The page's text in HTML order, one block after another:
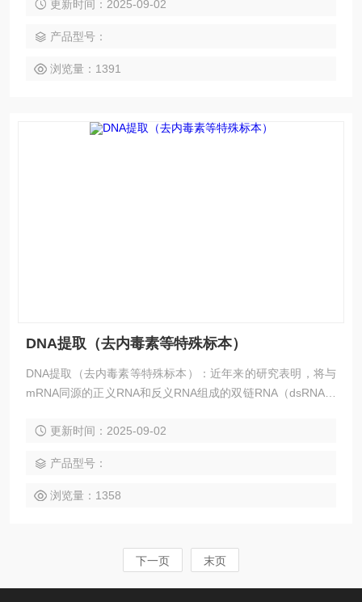
达。这种转录后基因沉默机制（Post-transcriptional gene sile
更新时间：2025-09-02
产品型号：
浏览量：1391
DNA提取（去内毒素等特殊标本）
DNA提取（去内毒素等特殊标本）：近年来的研究表明，将与
mRNA同源的正义RNA和反义RNA组成的双链RNA（dsRNA）
基因的表达。这种转录后基因沉默机制（Post-transcriptional
更新时间：2025-09-02
产品型号：
浏览量：1358
下一页 末页